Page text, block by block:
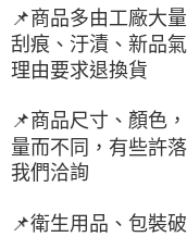
📌商品多由工廠大
刮痕、汙漬、新品
理由要求退換貨
📌商品尺寸、顏色
量而不同，有些許
我們洽詢
📌衛生用品、包裝